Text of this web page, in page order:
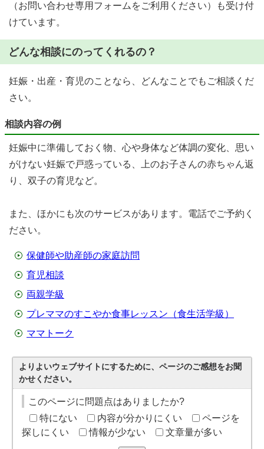
（お問い合わせ専用フォームをご利用ください）も受け付
けています。
どんな相談にのってくれるの？
妊娠・出産・育児のことなら、どんなことでもご相談くだ
さい。
相談内容の例
妊娠中に準備しておく物、心や身体など体調の変化、思い
がけない妊娠で戸惑っている、上のお子さんの赤ちゃん返
り、双子の育児など。
また、ほかにも次のサービスがあります。電話でご予約く
ださい。
保健師や助産師の家庭訪問
育児相談
両親学級
プレママのすこやか食事レッスン（食生活学級）
ママトーク
よりよいウェブサイトにするために、ページのご感想をお聞
かせください。
このページに問題点はありましたか?
特にない
内容が分かりにくい
ページを
探しにくい
情報が少ない 文章量が多い